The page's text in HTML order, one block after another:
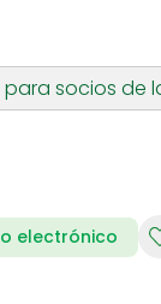
BEBES
DE DAMAS
socios de
electrónico